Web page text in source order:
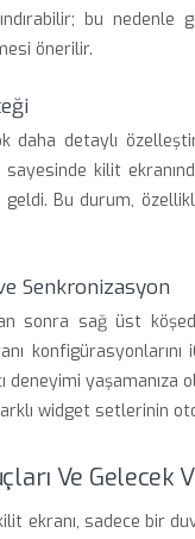
bu nedenle
önerilir.
daha detaylı
kilit
Bu durum,
Senkronizasyon
sonra sağ üst
deneyimi yaşamanıza
widget setlerinin
Ve Gelecek
ekranı, sadece bir